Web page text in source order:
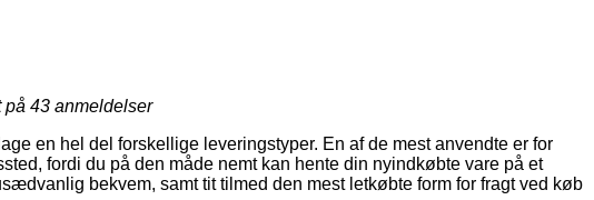
på 43 anmeldelser
en hel del forskellige leveringstyper. En af de mest anvendte er for
fordi du på den måde nemt kan hente din nyindkøbte vare på et
bekvem, samt tit tilmed den mest letkøbte form for fragt ved køb